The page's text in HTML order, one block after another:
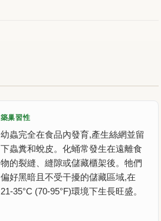
築巢習性
幼蟲完全在食品內發育,產生絲網並留
下蟲糞和蛻皮。化蛹常發生在遠離食
物的裂縫、縫隙或儲藏櫃架後。牠們
偏好黑暗且不受干擾的儲藏區域,在
21-35°C (70-95°F)環境下生長旺盛。